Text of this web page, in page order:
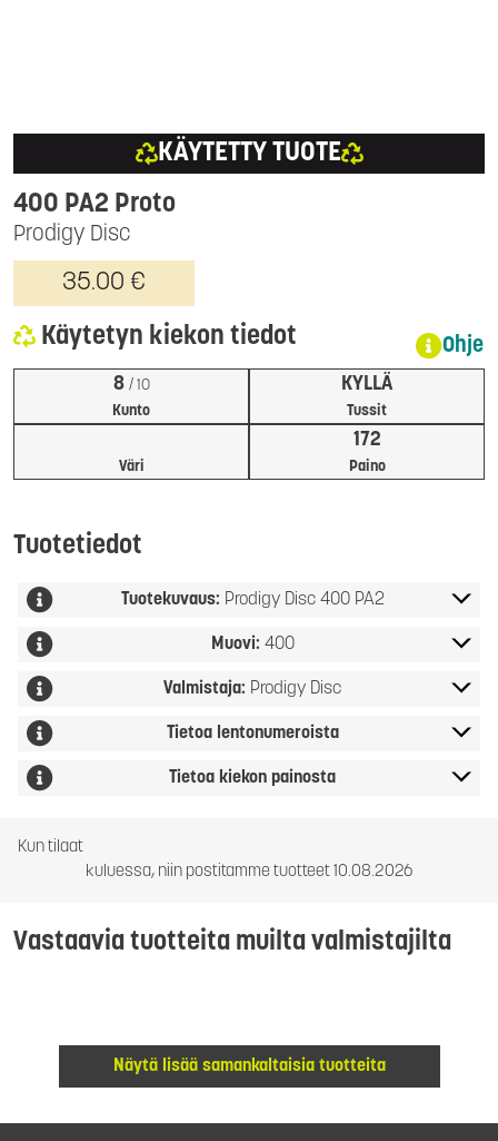
KÄYTETTY TUOTE
Prodigy Disc
400 PA2 Proto
35.00 €
Käytetyn kiekon tiedot Ohje
Kunto
8 / 10
Tussit
KYLLÄ
Väri Paino
172
Tuotetiedot
Tuotekuvaus: Prodigy Disc 400 PA2
Muovi: 400
Valmistaja: Prodigy Disc
Tietoa lentonumeroista
Tietoa kiekon painosta
Kun tilaat
kuluessa, niin postitamme tuotteet 10.08.2026
Vastaavia tuotteita muilta valmistajilta
Näytä lisää samankaltaisia tuotteita